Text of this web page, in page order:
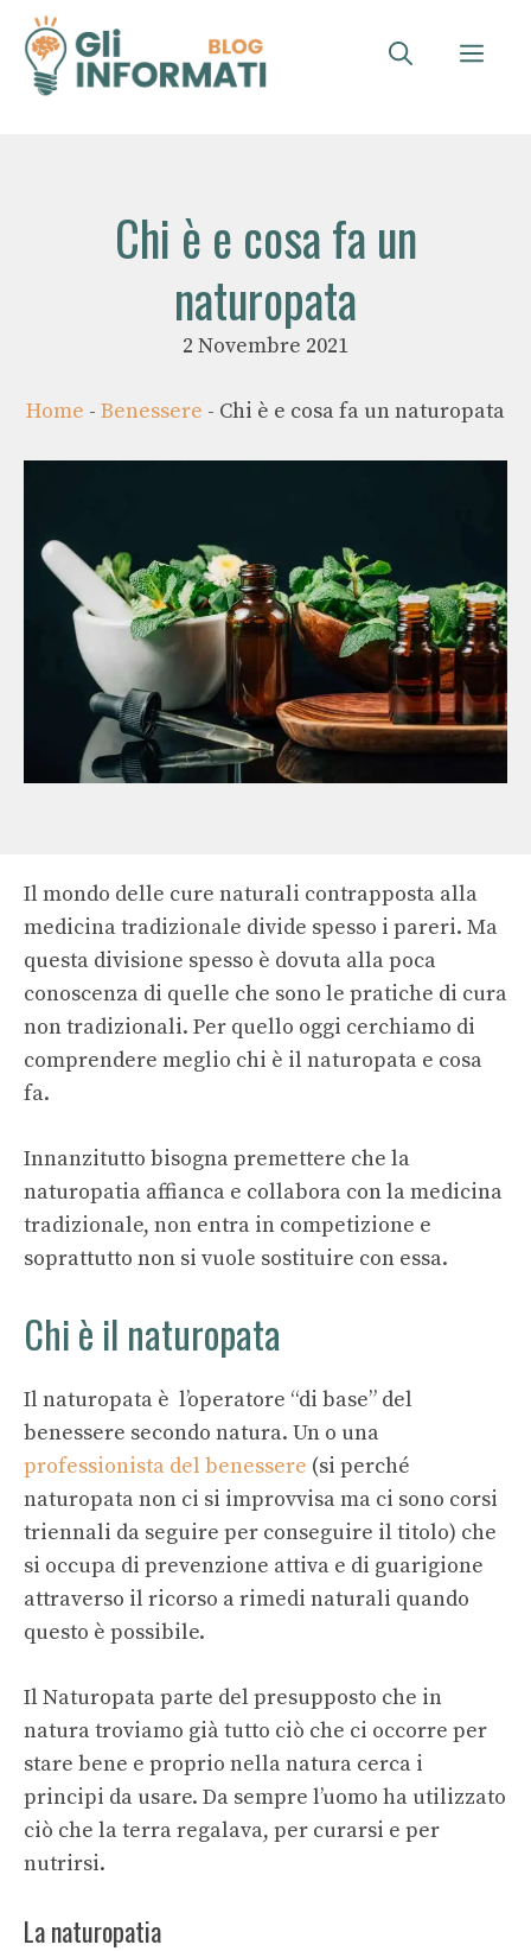
contenuto
Chi è e cosa fa un
naturopata
2 Novembre 2021
Home - Benessere - Chi è e cosa fa un naturopata
Il mondo delle cure naturali contrapposta alla
medicina tradizionale divide spesso i pareri. Ma
questa divisione spesso è dovuta alla poca
conoscenza di quelle che sono le pratiche di cura
non tradizionali. Per quello oggi cerchiamo di
comprendere meglio chi è il naturopata e cosa
fa.
Innanzitutto bisogna premettere che la
naturopatia affianca e collabora con la medicina
tradizionale, non entra in competizione e
soprattutto non si vuole sostituire con essa.
Chi è il naturopata
Il naturopata è l’operatore “di base” del
benessere secondo natura. Un o una
professionista del benessere (si perché
naturopata non ci si improvvisa ma ci sono corsi
triennali da seguire per conseguire il titolo) che
si occupa di prevenzione attiva e di guarigione
attraverso il ricorso a rimedi naturali quando
questo è possibile.
Il Naturopata parte del presupposto che in
natura troviamo già tutto ciò che ci occorre per
stare bene e proprio nella natura cerca i
principi da usare. Da sempre l’uomo ha utilizzato
ciò che la terra regalava, per curarsi e per
nutrirsi.
La naturopatia